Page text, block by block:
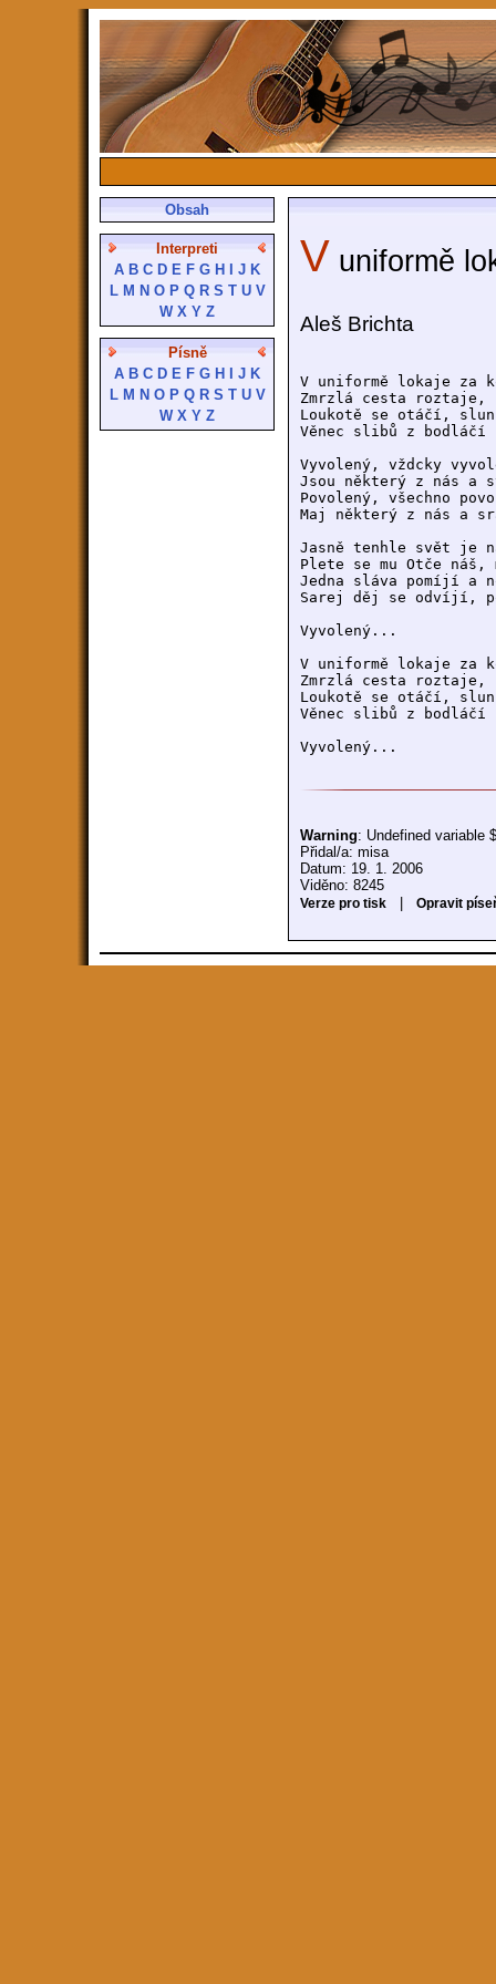
Obsah
Interpreti
A B C D E F G H J K
L M N O P Q R S T U V
W X Y Z
Písně
A B C D E F G H J K
L M N O P Q R S T U V
W X Y Z
V uniformě
Aleš Brichta
V uniformě lokaje za
Zmrzlá cesta
Loukotě se otáčí,
Věnec slibů z bodláčí
Vyvolený, vždcky
Jsou některý z nás a
Povolený, všechno
Maj některý z nás a
Jasně tenhle svět je
Plete se mu Otče
Jedna sláva pomíjí a
Sarej děj se odvíjí,
Vyvolený...
V uniformě lokaje za
Zmrzlá cesta
Loukotě se otáčí,
Věnec slibů z bodláčí
Vyvolený...
Warning: Undefined variable
Přidal/a: misa
Datum: 19. 1. 2006
Viděno: 8245
Verze pro tisk Opravit